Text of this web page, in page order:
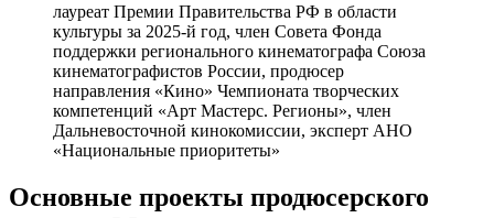
лауреат Премии Правительства РФ в области
культуры за 2025-й год, член Совета Фонда
поддержки регионального кинематографа Союза
кинематографистов России, продюсер
направления «Кино» Чемпионата творческих
компетенций «Арт Мастерс. Регионы», член
Дальневосточной кинокомиссии, эксперт АНО
«Национальные приоритеты»
Основные проекты продюсерского